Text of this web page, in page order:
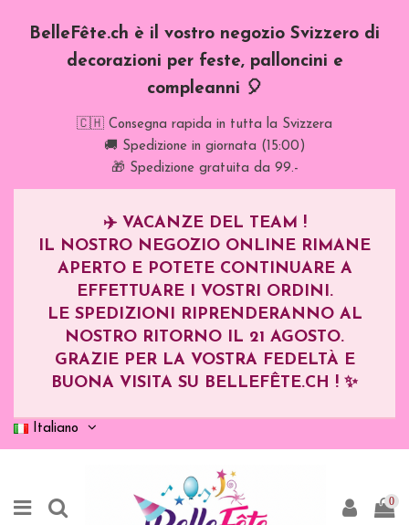
BelleFête.ch è il vostro negozio Svizzero di
decorazioni per feste, palloncini e
compleanni 🎈
🇨🇭 Consegna rapida in tutta la Svizzera
🚚 Spedizione in giornata (15:00)
🎁 Spedizione gratuita da 99.-
✈️ VACANZE DEL TEAM !
IL NOSTRO NEGOZIO ONLINE RIMANE
APERTO E POTETE CONTINUARE A
EFFETTUARE I VOSTRI ORDINI.
LE SPEDIZIONI RIPRENDERANNO AL
NOSTRO RITORNO IL 21 AGOSTO.
GRAZIE PER LA VOSTRA FEDELTÀ E
BUONA VISITA SU BELLEFÊTE.CH ! ✨
Italiano
0